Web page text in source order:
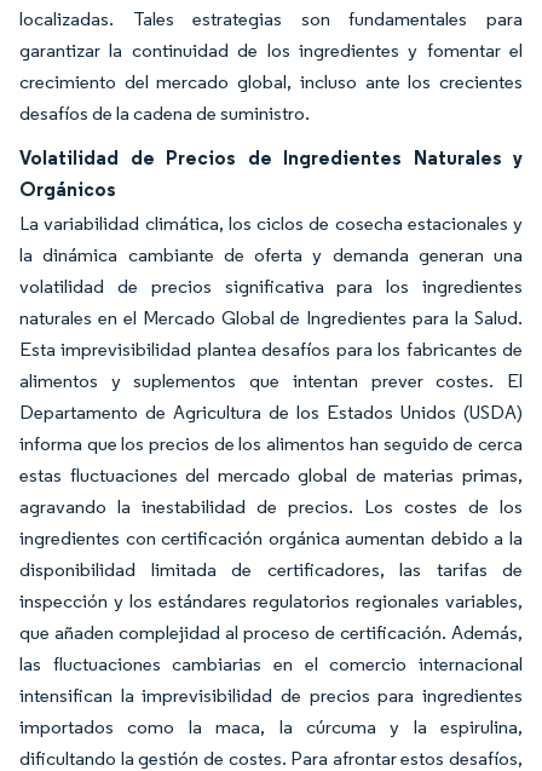
localizadas. Tales estrategias son fundamentales para
garantizar la continuidad de los ingredientes y fomentar el
crecimiento del mercado global, incluso ante los crecientes
desafíos de la cadena de suministro.
Volatilidad de Precios de Ingredientes Naturales y
Orgánicos
La variabilidad climática, los ciclos de cosecha estacionales y
la dinámica cambiante de oferta y demanda generan una
volatilidad de precios significativa para los ingredientes
naturales en el Mercado Global de Ingredientes para la Salud.
Esta imprevisibilidad plantea desafíos para los fabricantes de
alimentos y suplementos que intentan prever costes. El
Departamento de Agricultura de los Estados Unidos (USDA)
informa que los precios de los alimentos han seguido de cerca
estas fluctuaciones del mercado global de materias primas,
agravando la inestabilidad de precios. Los costes de los
ingredientes con certificación orgánica aumentan debido a la
disponibilidad limitada de certificadores, las tarifas de
inspección y los estándares regulatorios regionales variables,
que añaden complejidad al proceso de certificación. Además,
las fluctuaciones cambiarias en el comercio internacional
intensifican la imprevisibilidad de precios para ingredientes
importados como la maca, la cúrcuma y la espirulina,
dificultando la gestión de costes. Para afrontar estos desafíos,